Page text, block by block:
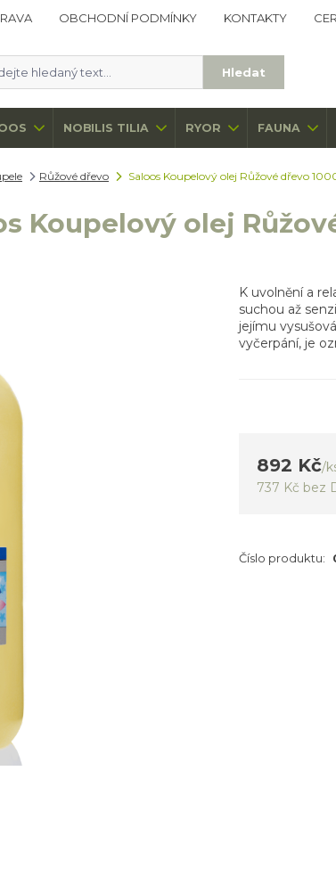
OBCHODNÍ PODMÍNKY KONTAKTY
Hledat
NOBILIS TILIA RYOR FAUNA
Růžové dřevo Saloos Koupelový olej Růžové dřevo
Koupelový olej
K uvolnění a
suchou až
jejímu
vyčerpání, je
892 Kč/
737 Kč bez
Číslo produktu: